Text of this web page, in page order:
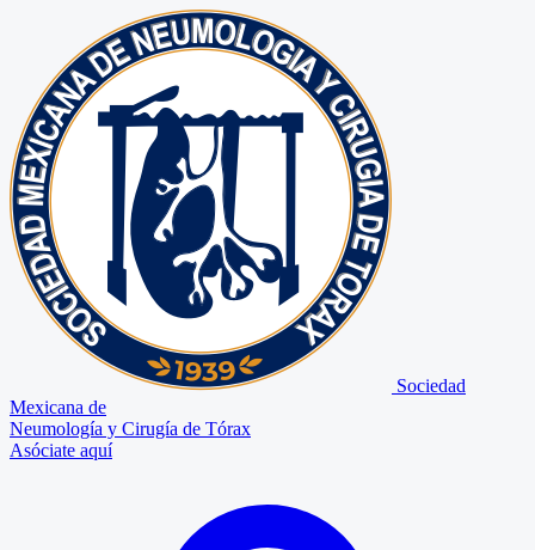
Sociedad
Mexicana de
Neumología y Cirugía de Tórax
Asóciate aquí